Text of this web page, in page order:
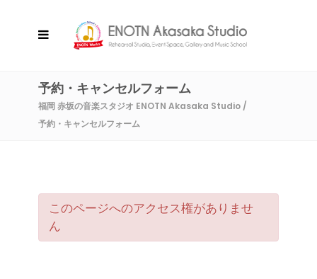
予約・キャンセルフォーム
福岡 赤坂の音楽スタジオ ENOTN Akasaka Studio /
予約・キャンセルフォーム
このページへのアクセス権がありませ
ん